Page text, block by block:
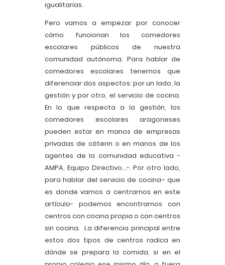
igualitarias.
Pero vamos a empezar por conocer
cómo funcionan los comedores
escolares públicos de nuestra
comunidad autónoma. Para hablar de
comedores escolares tenemos que
diferenciar dos aspectos: por un lado, la
gestión y por otro, el servicio de cocina.
En lo que respecta a la gestión, los
comedores escolares aragoneses
pueden estar en manos de empresas
privadas de cáterin o en manos de los
agentes de la comunidad educativa -
AMPA, Equipo Directivo…-. Por otro lado,
para hablar del servicio de cocina– que
es donde vamos a centrarnos en este
artículo- podemos encontrarnos con
centros con cocina propia o con centros
sin cocina. La diferencia principal entre
estos dos tipos de centros radica en
dónde se prepara la comida, si en el